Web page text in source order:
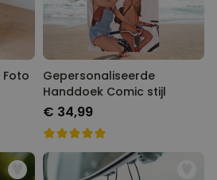
Gepersonaliseerde
Handdoek Comic stijl
€ 34,99